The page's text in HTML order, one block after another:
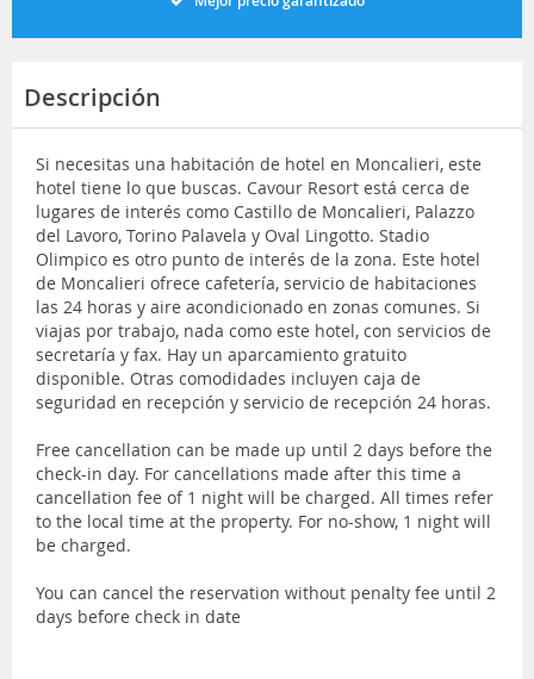
Descripción
Si necesitas una habitación de hotel en Moncalieri, este
hotel tiene lo que buscas. Cavour Resort está cerca de
lugares de interés como Castillo de Moncalieri, Palazzo
del Lavoro, Torino Palavela y Oval Lingotto. Stadio
Olimpico es otro punto de interés de la zona. Este hotel
de Moncalieri ofrece cafetería, servicio de habitaciones
las 24 horas y aire acondicionado en zonas comunes. Si
viajas por trabajo, nada como este hotel, con servicios de
secretaría y fax. Hay un aparcamiento gratuito
disponible. Otras comodidades incluyen caja de
seguridad en recepción y servicio de recepción 24 horas.
Free cancellation can be made up until 2 days before the
check-in day. For cancellations made after this time a
cancellation fee of 1 night will be charged. All times refer
to the local time at the property. For no-show, 1 night will
be charged.
You can cancel the reservation without penalty fee until 2
days before check in date